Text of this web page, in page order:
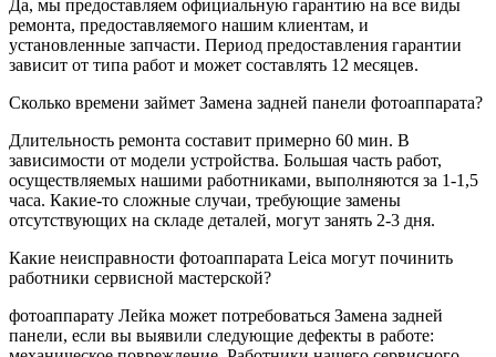
Да, мы предоставляем официальную гарантию на все виды
ремонта, предоставляемого нашим клиентам, и
установленные запчасти. Период предоставления гарантии
зависит от типа работ и может составлять 12 месяцев.
Сколько времени займет Замена задней панели фотоаппарата?
Длительность ремонта составит примерно 60 мин. В
зависимости от модели устройства. Большая часть работ,
осуществляемых нашими работниками, выполняются за 1-1,5
часа. Какие-то сложные случаи, требующие замены
отсутствующих на складе деталей, могут занять 2-3 дня.
Какие неисправности фотоаппарата Leica могут починить
работники сервисной мастерской?
фотоаппарату Лейка может потребоваться Замена задней
панели, если вы выявили следующие дефекты в работе: